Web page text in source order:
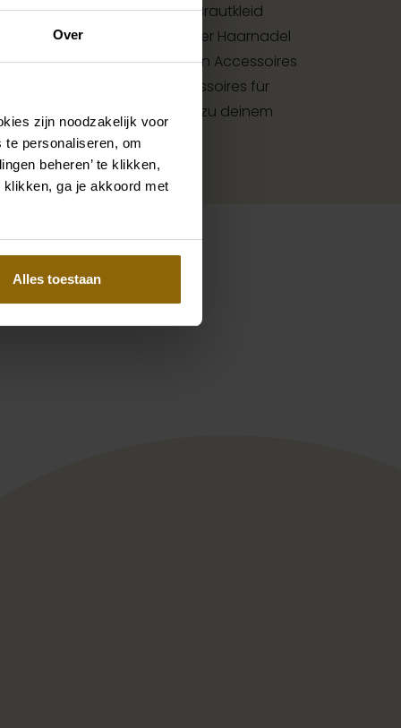
Over
zijn noodzakelijk voor
personaliseren, om
beheren’ te klikken,
klikken, ga je akkoord met
Alles toestaan
die genau zu deinem Brautkleid
Schleier, Haarband oder Haarnadel
ist erst mit passenden Accessoires
Accessoire-Shop mit Accessoires für
du die perfekte Ergänzung zu deinem
Pinterest